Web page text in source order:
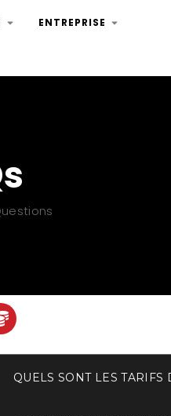
ENTREPRISE
QUELS SONT LES TARIFS